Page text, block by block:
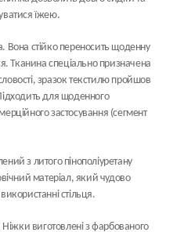
їжею.
Вона стійко переносить щоденну
Тканина спеціально призначена
зразок текстилю пройшов
Підходить для щоденного
застосування (сегмент
з литого пінополіуретану
матеріал, який чудово
стільця.
виготовлені з фарбованого